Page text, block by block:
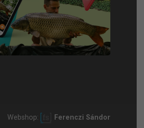
Webshop: Ferenczi Sándor